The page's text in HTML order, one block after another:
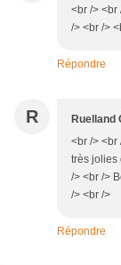
<br />
/> <br />
Répondre
R Ruelland
<br /> <br
très jolies
/> <br />
/> <br />
Répondre